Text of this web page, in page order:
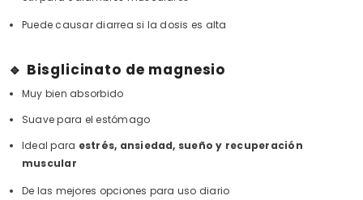
Puede causar diarrea si la dosis es alta
🔹 Bisglicinato de magnesio
Muy bien absorbido
Suave para el estómago
Ideal para estrés, ansiedad, sueño y recuperación
muscular
De las mejores opciones para uso diario